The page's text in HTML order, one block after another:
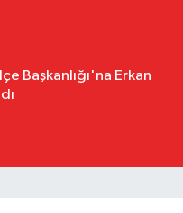
Başkanlığı'na Erkan